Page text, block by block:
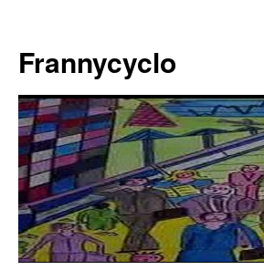
contenu
Frannycyclo